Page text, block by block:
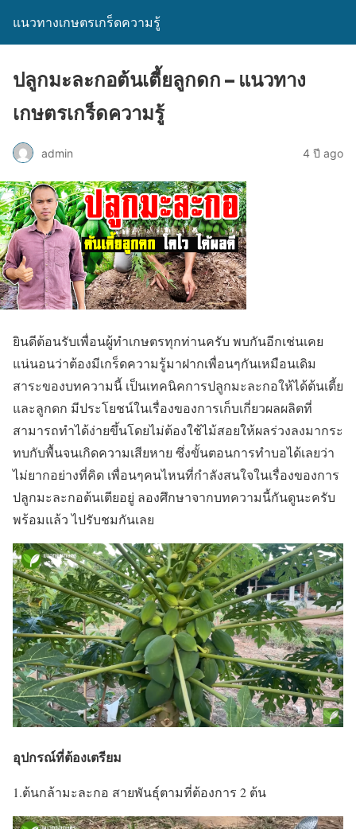
แนวทางเกษตรเกร็ดความรู้
ปลูกมะละกอต้นเตี้ยลูกดก – แนวทาง
เกษตรเกร็ดความรู้
admin 4 ปี ago
ยินดีต้อนรับเพื่อนผู้ทำเกษตรทุกท่านครับ พบกันอีกเช่นเคย
แน่นอนว่าต้องมีเกร็ดความรู้มาฝากเพื่อนๆกันเหมือนเดิม
สาระของบทความนี้ เป็นเทคนิคการปลูกมะละกอให้ได้ต้นเตี้ย
และลูกดก มีประโยชน์ในเรื่องของการเก็บเกี่ยวผลผลิตที่
สามารถทำได้ง่ายขึ้นโดยไม่ต้องใช้ไม้สอยให้ผลร่วงลงมากระ
ทบกับพื้นจนเกิดความเสียหาย ซึ่งขั้นตอนการทำบอได้เลยว่า
ไม่ยากอย่างที่คิด เพื่อนๆคนไหนที่กำลังสนใจในเรื่องของการ
ปลูกมะละกอต้นเตียอยู่ ลองศึกษาจากบทความนี้กันดูนะครับ
พร้อมแล้ว ไปรับชมกันเลย
อุปกรณ์ที่ต้องเตรียม
1.ต้นกล้ามะละกอ สายพันธุ์ตามที่ต้องการ 2 ต้น